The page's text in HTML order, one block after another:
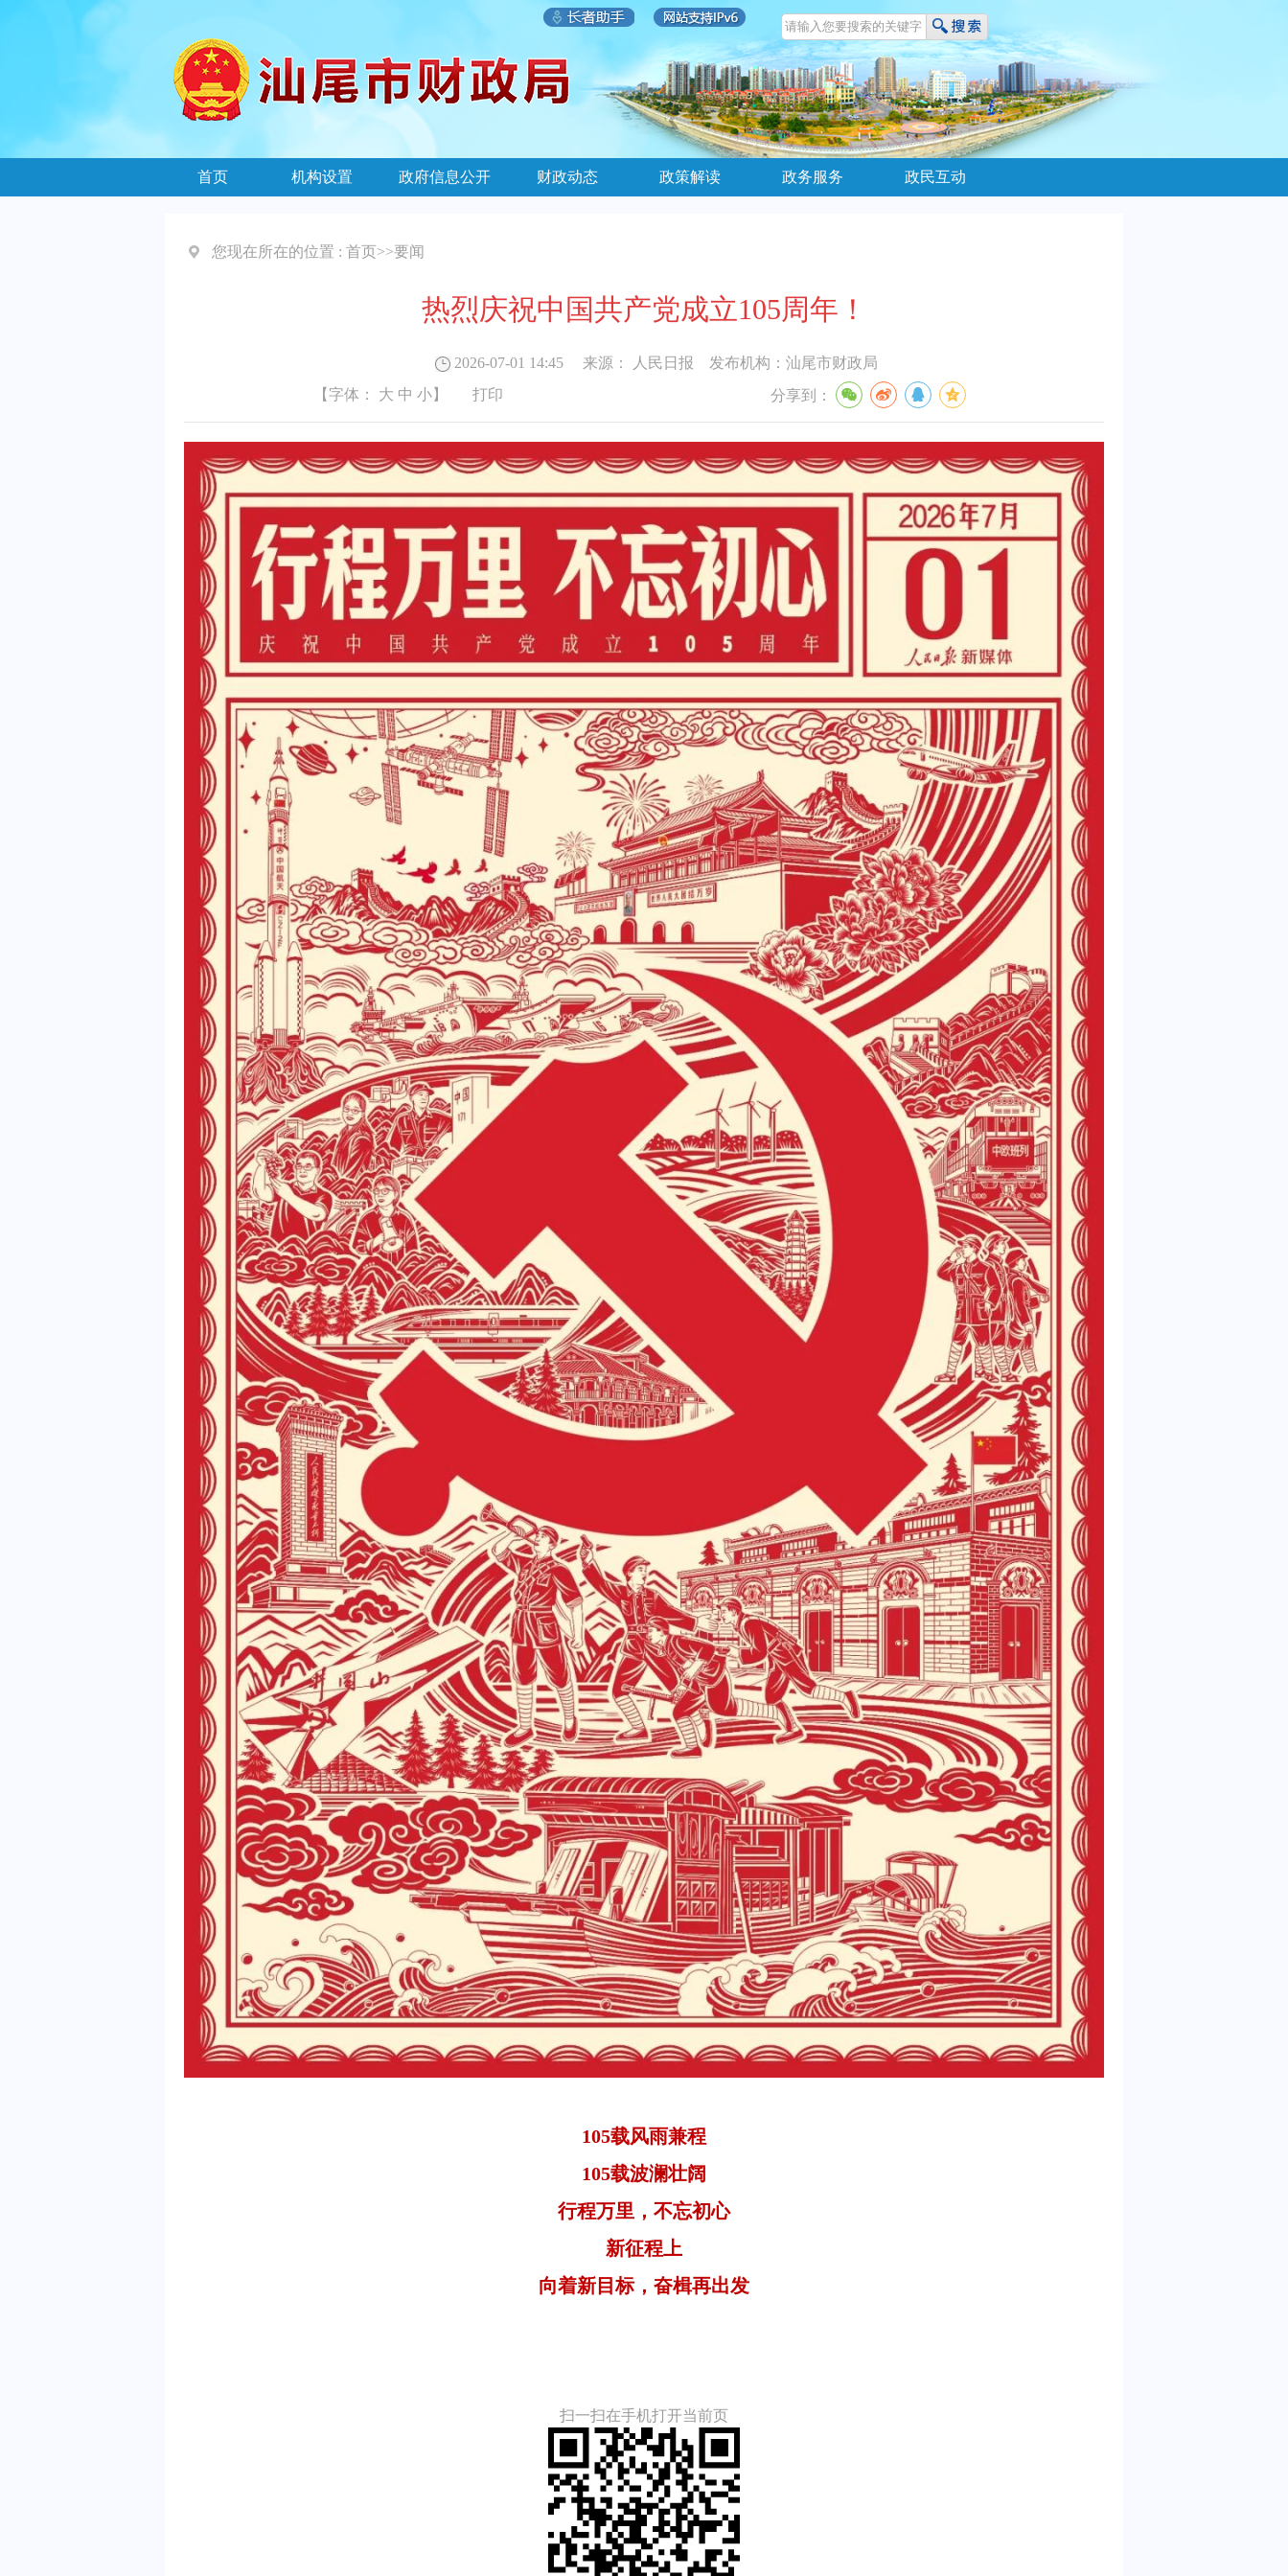
首页 机构设置 政府信息公开 财政动态 政策解读 政务服务 政民互动
您现在所在的位置 : 首页>>要闻
热烈庆祝中国共产党成立105周年！
2026-07-01 14:45来源： 人民日报 发布机构： 汕尾市财政局
【字体： 大 中 小】 打印 分享到：
105载风雨兼程
105载波澜壮阔
行程万里，不忘初心
新征程上
向着新目标，奋楫再出发
扫一扫在手机打开当前页